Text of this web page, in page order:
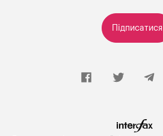
Підписатися